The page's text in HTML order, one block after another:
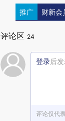
推广 财新会
评论区 24
登录后
评论仅代